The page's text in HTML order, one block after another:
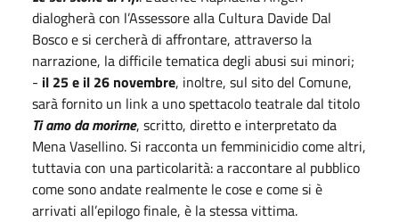
dialogherà con l’Assessore alla Cultura Davide Dal
Bosco e si cercherà di affrontare, attraverso la
narrazione, la difficile tematica degli abusi sui minori;
- il 25 e il 26 novembre, inoltre, sul sito del Comune,
sarà fornito un link a uno spettacolo teatrale dal titolo
Ti amo da morirne, scritto, diretto e interpretato da
Mena Vasellino. Si racconta un femminicidio come altri,
tuttavia con una particolarità: a raccontare al pubblico
come sono andate realmente le cose e come si è
arrivati all’epilogo finale, è la stessa vittima.